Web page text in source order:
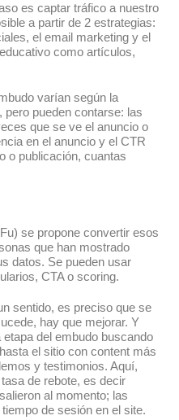
es captar tráfico a nuestro
a partir de 2 estrategias:
el email marketing y el
como artículos,
varían según la
pueden contarse: las
que se ve el anuncio o
en el anuncio y el CTR
o publicación, cuantas
se propone convertir esos
que han mostrado
datos. Se pueden usar
CTA o scoring.
sentido, es preciso que se
hay que mejorar. Y
del embudo buscando
el sitio con content más
y testimonios. Aquí,
de rebote, es decir
al momento; las
de sesión en el site.